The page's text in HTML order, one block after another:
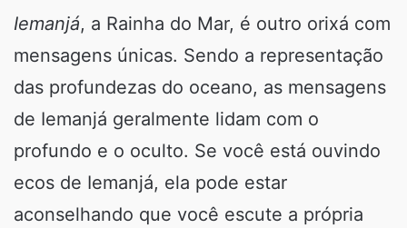
Iemanjá, a Rainha do Mar, é outro orixá com
mensagens únicas. Sendo a representação
das profundezas do oceano, as mensagens
de Iemanjá geralmente lidam com o
profundo e o oculto. Se você está ouvindo
ecos de Iemanjá, ela pode estar
aconselhando que você escute a própria